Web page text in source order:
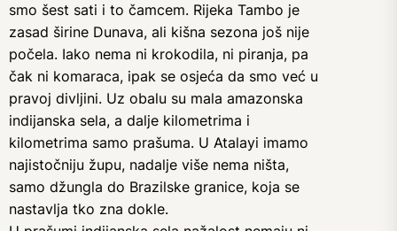
smo šest sati i to čamcem. Rijeka Tambo je
zasad širine Dunava, ali kišna sezona još nije
počela. Iako nema ni krokodila, ni piranja, pa
čak ni komaraca, ipak se osjeća da smo već u
pravoj divljini. Uz obalu su mala amazonska
indijanska sela, a dalje kilometrima i
kilometrima samo prašuma. U Atalayi imamo
najistočniju župu, nadalje više nema ništa,
samo džungla do Brazilske granice, koja se
nastavlja tko zna dokle.